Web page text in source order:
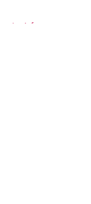
forest-